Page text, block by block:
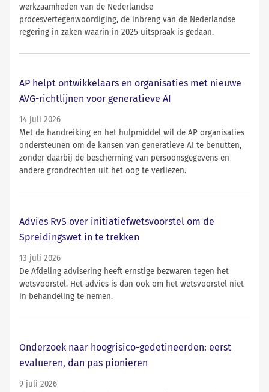
werkzaamheden van de Nederlandse
procesvertegenwoordiging, de inbreng van de Nederlandse
regering in zaken waarin in 2025 uitspraak is gedaan.
AP helpt ontwikkelaars en organisaties met nieuwe
AVG-richtlijnen voor generatieve AI
14 juli 2026
Met de handreiking en het hulpmiddel wil de AP organisaties
ondersteunen om de kansen van generatieve AI te benutten,
zonder daarbij de bescherming van persoonsgegevens en
andere grondrechten uit het oog te verliezen.
Advies RvS over initiatiefwetsvoorstel om de
Spreidingswet in te trekken
13 juli 2026
De Afdeling advisering heeft ernstige bezwaren tegen het
wetsvoorstel. Het advies is dan ook om het wetsvoorstel niet
in behandeling te nemen.
Onderzoek naar hoogrisico-gedetineerden: eerst
evalueren, dan pas pionieren
9 juli 2026